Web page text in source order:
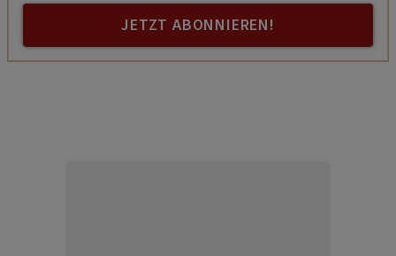
JETZT ABONNIEREN!